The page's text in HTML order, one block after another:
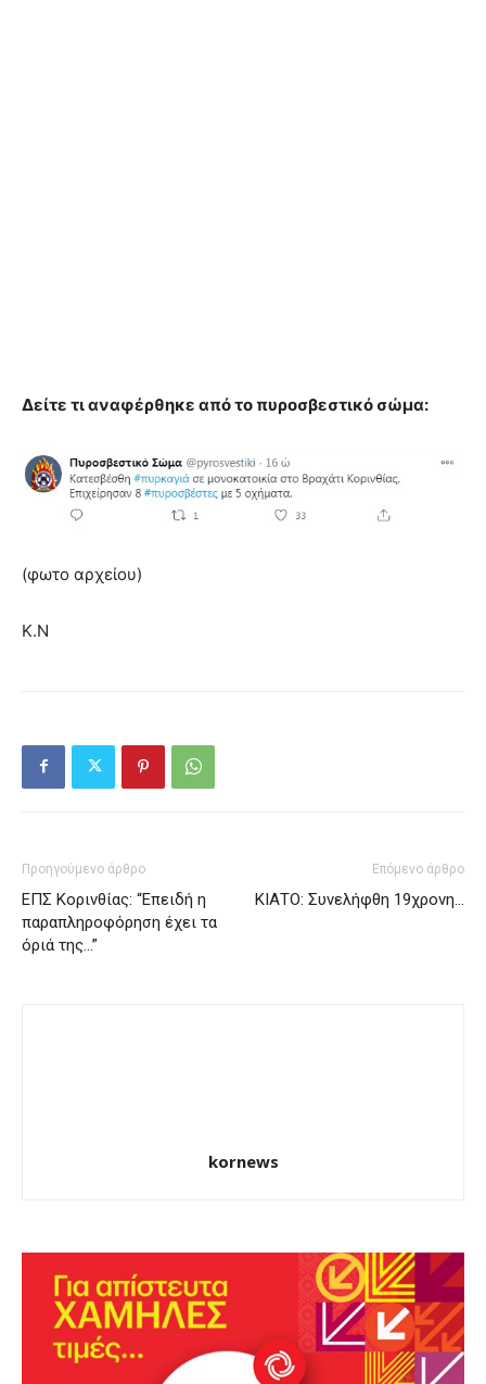
Δείτε τι αναφέρθηκε από το πυροσβεστικό σώμα:
(φωτο αρχείου)
Κ.Ν
Προηγούμενο άρθρο
ΕΠΣ Κορινθίας: “Επειδή η
παραπληροφόρηση έχει τα
όριά της…”
Επόμενο άρθρο
ΚΙΑΤΟ: Συνελήφθη 19χρονη…
kornews